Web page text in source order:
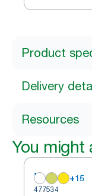
Product
Delivery
Resources
You might
+15
477534